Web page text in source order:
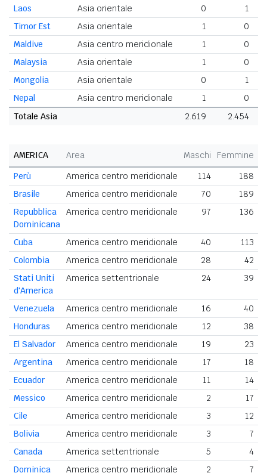
Laos
Asia orientale 0
1
Timor Est
Asia orientale 1
0
Maldive
Asia centro meridionale 1
0
Malaysia
Asia orientale 1
0
Mongolia
Asia orientale 0
1
Nepal
Asia centro meridionale 1
0
Totale Asia
2.619 2.454
AMERICA Area Maschi Femmine
Perù
America centro meridionale 114
188
Brasile
America centro meridionale 70
189
Repubblica
Dominicana
America centro meridionale 97 136
Cuba America centro meridionale 40
113
Colombia
America centro meridionale 28
42
Stati Uniti
d'America
America settentrionale 24 39
Venezuela America centro meridionale 16
40
Honduras
America centro meridionale 12
38
El Salvador
America centro meridionale 19
23
Argentina
America centro meridionale 17
18
Ecuador
America centro meridionale 11
14
Messico
America centro meridionale 2
17
Cile
America centro meridionale 3
12
Bolivia
America centro meridionale 3
7
Canada
America settentrionale 5
4
Dominica
America centro meridionale 2
7